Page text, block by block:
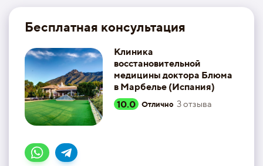
Бесплатная консультация
Клиника
восстановительной
медицины доктора Блюма
в Марбелье (Испания)
10.0
Отлично 3отзыва